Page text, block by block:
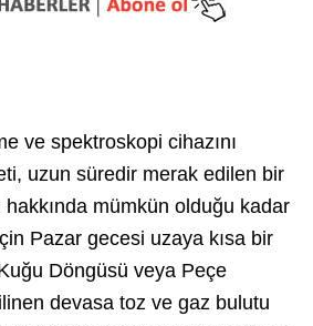
ve spektroskopi cihazını
uzun süredir merak edilen bir
hakkında mümkün olduğu kadar
Pazar gecesi uzaya kısa bir
Döngüsü veya Peçe
devasa toz ve gaz bulutu